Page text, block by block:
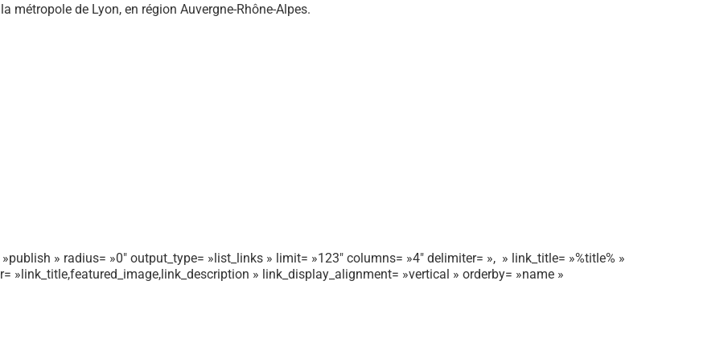
métropole de Lyon, en région Auvergne-Rhône-Alpes.
» radius= »0″ output_type= »list_links » limit= »123″ columns= »4″ delimiter= », » link_title= »%title% »
»link_title,featured_image,link_description » link_display_alignment= »vertical » orderby= »name »